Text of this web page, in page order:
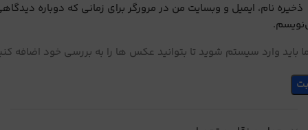
ذخیره نام، ایمیل و وبسایت من در مرورگر برای زمانی که دوباره
باید وارد سیستم شوید تا بتوانید عکس ها را به بررسی خود اضافه